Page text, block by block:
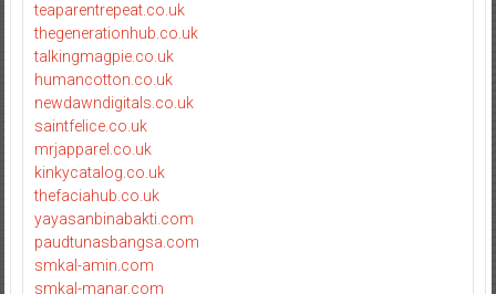
teaparentrepeat.co.uk
thegenerationhub.co.uk
talkingmagpie.co.uk
humancotton.co.uk
newdawndigitals.co.uk
saintfelice.co.uk
mrjapparel.co.uk
kinkycatalog.co.uk
thefaciahub.co.uk
yayasanbinabakti.com
paudtunasbangsa.com
smkal-amin.com
smkal-manar.com